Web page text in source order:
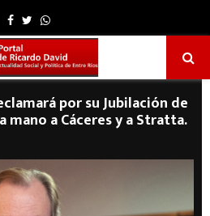
Facebook
TwitterWhatsapp
por su Jubilación de
a Cáceres y a Stratta.